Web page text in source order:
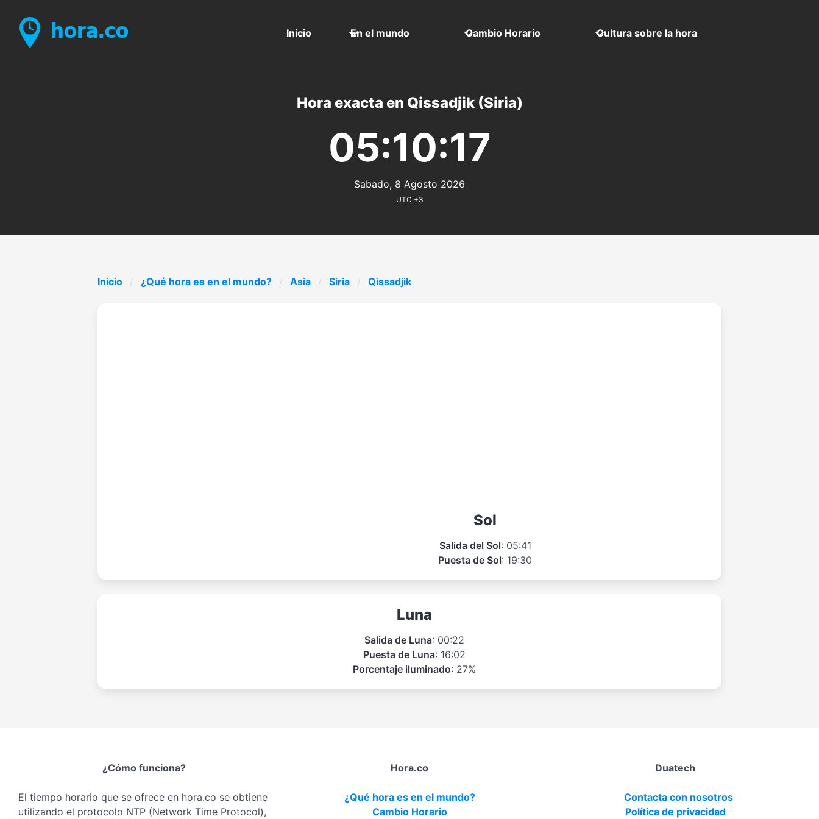
Inicio En el mundo Cambio Horario Cultura sobre la hora
Hora exacta en Qissadjik (Siria)
05:10:17
Sabado, 8 Agosto 2026
UTC +3
Inicio ¿Qué hora es en el mundo? Asia Siria Qissadjik
Sol
Salida del Sol: 05:41
Puesta de Sol: 19:30
Luna
Salida de Luna: 00:22
Puesta de Luna: 16:02
Porcentaje iluminado: 27%
¿Cómo funciona?
El tiempo horario que se ofrece en hora.co se obtiene
utilizando el protocolo NTP (Network Time Protocol),
Hora.co
¿Qué hora es en el mundo?
Cambio Horario
Duatech
Contacta con nosotros
Política de privacidad